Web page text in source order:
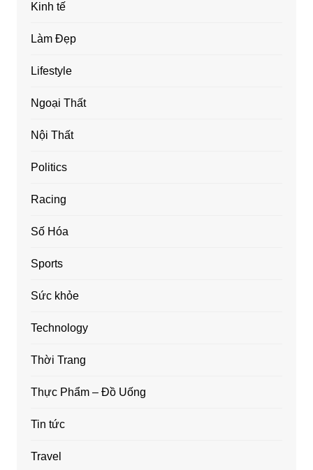
Kinh tế
Làm Đẹp
Lifestyle
Ngoại Thất
Nội Thất
Politics
Racing
Số Hóa
Sports
Sức khỏe
Technology
Thời Trang
Thực Phẩm – Đồ Uống
Tin tức
Travel